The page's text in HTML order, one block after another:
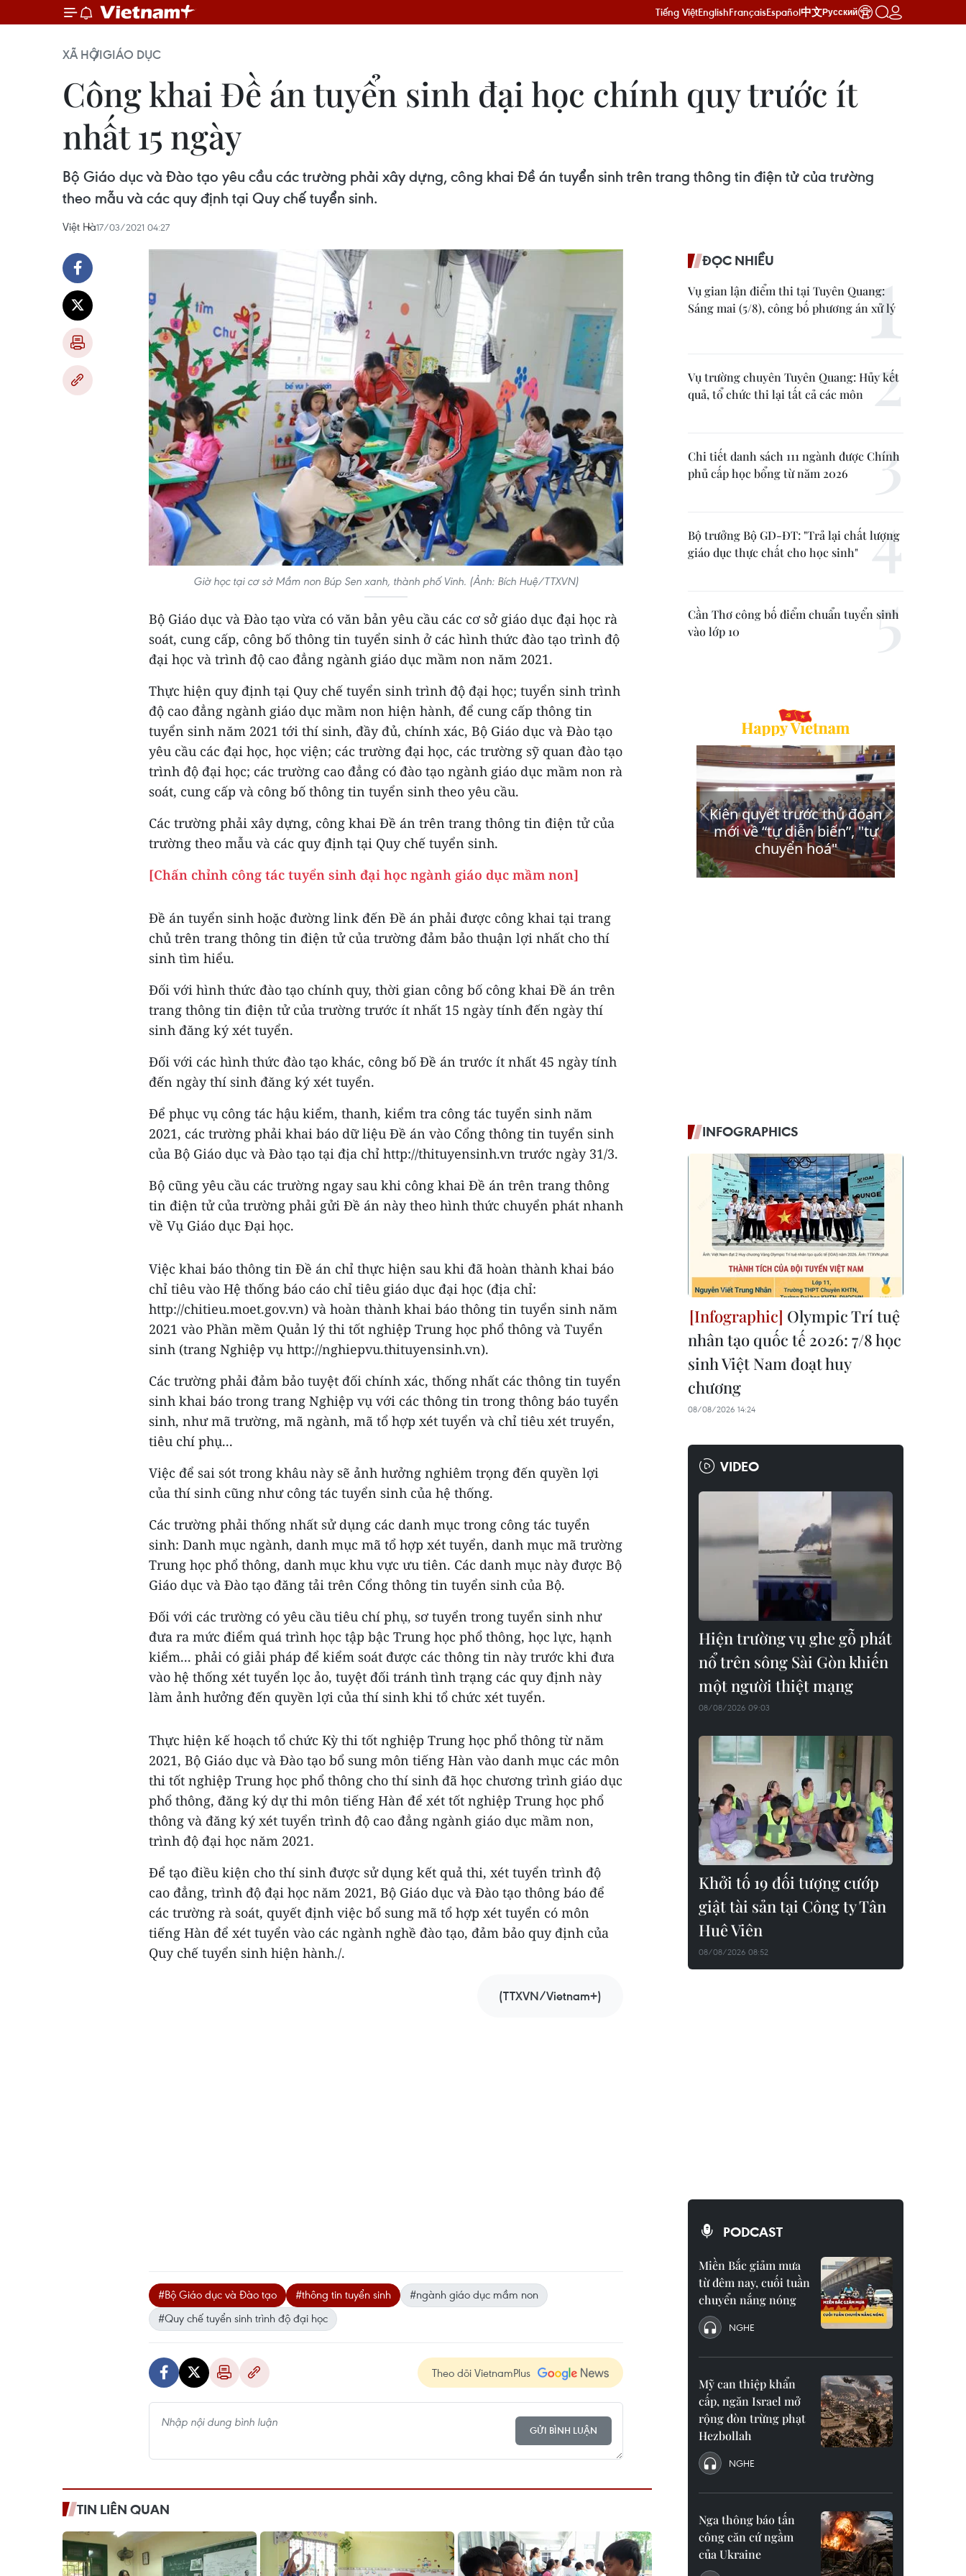
Tiếng ViệtEnglishFrançaisEspañol中文Русский
XÃ HỘIGIÁO DỤC
Công khai Đề án tuyển sinh đại học chính quy trước ít
nhất 15 ngày
Bộ Giáo dục và Đào tạo yêu cầu các trường phải xây dựng, công khai Đề án tuyển sinh trên trang thông tin điện tử của trường
theo mẫu và các quy định tại Quy chế tuyển sinh.
Việt Hà17/03/2021 04:27
Giờ học tại cơ sở Mầm non Búp Sen xanh, thành phố Vinh. (Ảnh: Bích Huệ/TTXVN)
Bộ Giáo dục và Đào tạo vừa có văn bản yêu cầu các cơ sở giáo dục đại học rà
soát, cung cấp, công bố thông tin tuyển sinh ở các hình thức đào tạo trình độ
đại học và trình độ cao đẳng ngành giáo dục mầm non năm 2021.
Thực hiện quy định tại Quy chế tuyển sinh trình độ đại học; tuyển sinh trình
độ cao đẳng ngành giáo dục mầm non hiện hành, để cung cấp thông tin
tuyển sinh năm 2021 tới thí sinh, đầy đủ, chính xác, Bộ Giáo dục và Đào tạo
yêu cầu các đại học, học viện; các trường đại học, các trường sỹ quan đào tạo
trình độ đại học; các trường cao đẳng có đào tạo ngành giáo dục mầm non rà
soát, cung cấp và công bố thông tin tuyển sinh theo yêu cầu.
Các trường phải xây dựng, công khai Đề án trên trang thông tin điện tử của
trường theo mẫu và các quy định tại Quy chế tuyển sinh.
[Chấn chỉnh công tác tuyển sinh đại học ngành giáo dục mầm non]
Đề án tuyển sinh hoặc đường link đến Đề án phải được công khai tại trang
chủ trên trang thông tin điện tử của trường đảm bảo thuận lợi nhất cho thí
sinh tìm hiểu.
Đối với hình thức đào tạo chính quy, thời gian công bố công khai Đề án trên
trang thông tin điện tử của trường trước ít nhất 15 ngày tính đến ngày thí
sinh đăng ký xét tuyển.
Đối với các hình thức đào tạo khác, công bố Đề án trước ít nhất 45 ngày tính
đến ngày thí sinh đăng ký xét tuyển.
Để phục vụ công tác hậu kiểm, thanh, kiểm tra công tác tuyển sinh năm
2021, các trường phải khai báo dữ liệu Đề án vào Cổng thông tin tuyển sinh
của Bộ Giáo dục và Đào tạo tại địa chỉ http://thituyensinh.vn trước ngày 31/3.
Bộ cũng yêu cầu các trường ngay sau khi công khai Đề án trên trang thông
tin điện tử của trường phải gửi Đề án này theo hình thức chuyển phát nhanh
về Vụ Giáo dục Đại học.
Việc khai báo thông tin Đề án chỉ thực hiện sau khi đã hoàn thành khai báo
chỉ tiêu vào Hệ thống báo cáo chỉ tiêu giáo dục đại học (địa chỉ:
http://chitieu.moet.gov.vn) và hoàn thành khai báo thông tin tuyển sinh năm
2021 vào Phần mềm Quản lý thi tốt nghiệp Trung học phổ thông và Tuyển
sinh (trang Nghiệp vụ http://nghiepvu.thituyensinh.vn).
Các trường phải đảm bảo tuyệt đối chính xác, thống nhất các thông tin tuyển
sinh khai báo trong trang Nghiệp vụ với các thông tin trong thông báo tuyển
sinh, như mã trường, mã ngành, mã tổ hợp xét tuyển và chỉ tiêu xét truyển,
tiêu chí phụ...
Việc để sai sót trong khâu này sẽ ảnh hưởng nghiêm trọng đến quyền lợi
của thí sinh cũng như công tác tuyển sinh của hệ thống.
Các trường phải thống nhất sử dụng các danh mục trong công tác tuyển
sinh: Danh mục ngành, danh mục mã tổ hợp xét tuyển, danh mục mã trường
Trung học phổ thông, danh mục khu vực ưu tiên. Các danh mục này được Bộ
Giáo dục và Đào tạo đăng tải trên Cổng thông tin tuyển sinh của Bộ.
Đối với các trường có yêu cầu tiêu chí phụ, sơ tuyển trong tuyển sinh như
đưa ra mức điểm quá trình học tập bậc Trung học phổ thông, học lực, hạnh
kiểm... phải có giải pháp để kiểm soát được các thông tin này trước khi đưa
vào hệ thống xét tuyển lọc ảo, tuyệt đối tránh tình trạng các quy định này
làm ảnh hưởng đến quyền lợi của thí sinh khi tổ chức xét tuyển.
Thực hiện kế hoạch tổ chức Kỳ thi tốt nghiệp Trung học phổ thông từ năm
2021, Bộ Giáo dục và Đào tạo bổ sung môn tiếng Hàn vào danh mục các môn
thi tốt nghiệp Trung học phổ thông cho thí sinh đã học chương trình giáo dục
phổ thông, đăng ký dự thi môn tiếng Hàn để xét tốt nghiệp Trung học phổ
thông và đăng ký xét tuyển trình độ cao đẳng ngành giáo dục mầm non,
trình độ đại học năm 2021.
Để tạo điều kiện cho thí sinh được sử dụng kết quả thi, xét tuyển trình độ
cao đẳng, trình độ đại học năm 2021, Bộ Giáo dục và Đào tạo thông báo để
các trường rà soát, quyết định việc bổ sung mã tổ hợp xét tuyển có môn
tiếng Hàn để xét tuyển vào các ngành nghề đào tạo, đảm bảo quy định của
Quy chế tuyển sinh hiện hành./.
(TTXVN/Vietnam+)
#Bộ Giáo dục và Đào tạo #thông tin tuyển sinh
#ngành giáo dục mầm non
#Quy chế tuyển sinh trình độ đại học
Theo dõi VietnamPlus
GỬI BÌNH LUẬN
TIN LIÊN QUAN
ĐỌC NHIỀU
Vụ gian lận điểm thi tại Tuyên Quang:
Sáng mai (5/8), công bố phương án xử lý
Vụ trường chuyên Tuyên Quang: Hủy kết
quả, tổ chức thi lại tất cả các môn
Chi tiết danh sách 111 ngành được Chính
phủ cấp học bổng từ năm 2026
Bộ trưởng Bộ GD-ĐT: "Trả lại chất lượng
giáo dục thực chất cho học sinh"
Cần Thơ công bố điểm chuẩn tuyển sinh
vào lớp 10
INFOGRAPHICS
Olympic Trí tuệ
nhân tạo quốc tế 2026: 7/8 học
sinh Việt Nam đoạt huy
chương
08/08/2026 14:24
VIDEO
Hiện trường vụ ghe gỗ phát
nổ trên sông Sài Gòn khiến
một người thiệt mạng
08/08/2026 09:03
Khởi tố 19 đối tượng cướp
giật tài sản tại Công ty Tân
Huê Viên
08/08/2026 08:52
PODCAST
Miền Bắc giảm mưa
từ đêm nay, cuối tuần
chuyển nắng nóng
NGHE
Mỹ can thiệp khẩn
cấp, ngăn Israel mở
rộng đòn trừng phạt
Hezbollah
NGHE
Nga thông báo tấn
công căn cứ ngầm
của Ukraine